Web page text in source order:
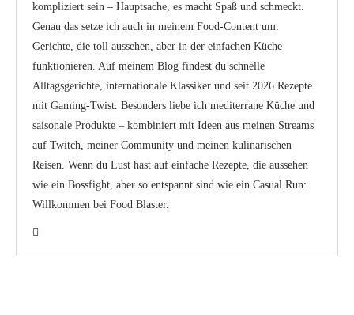
kompliziert sein – Hauptsache, es macht Spaß und schmeckt.
Genau das setze ich auch in meinem Food-Content um:
Gerichte, die toll aussehen, aber in der einfachen Küche
funktionieren. Auf meinem Blog findest du schnelle
Alltagsgerichte, internationale Klassiker und seit 2026 Rezepte
mit Gaming-Twist. Besonders liebe ich mediterrane Küche und
saisonale Produkte – kombiniert mit Ideen aus meinen Streams
auf Twitch, meiner Community und meinen kulinarischen
Reisen. Wenn du Lust hast auf einfache Rezepte, die aussehen
wie ein Bossfight, aber so entspannt sind wie ein Casual Run:
Willkommen bei Food Blaster.